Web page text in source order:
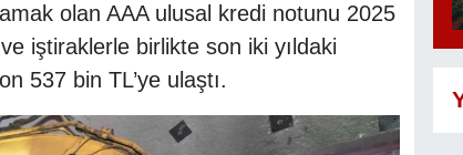
olan AAA ulusal kredi notunu 2025
iştiraklerle birlikte son iki yıldaki
537 bin TL’ye ulaştı.